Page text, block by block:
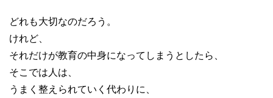
どれも大切なのだろう。
けれど、
それだけが教育の中身になってしまうとしたら、
そこでは人は、
うまく整えられていく代わりに、